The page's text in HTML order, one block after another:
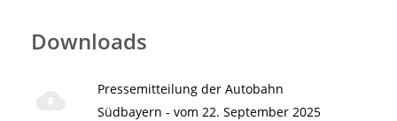
Downloads
Pressemitteilung der Autobahn
Südbayern - vom 22. September 2025